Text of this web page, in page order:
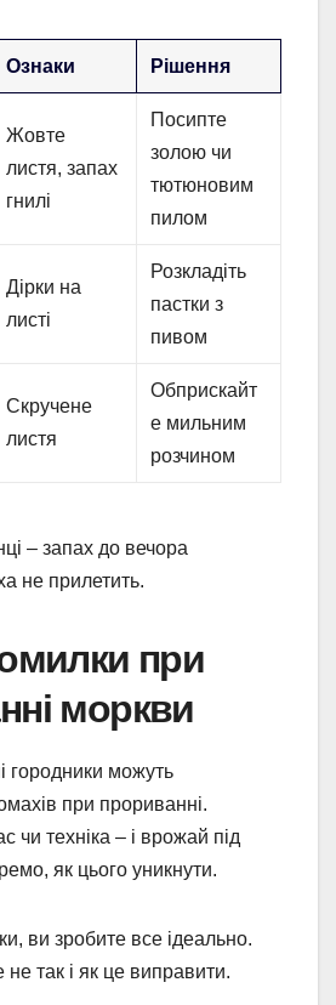
Ознаки Рішення
Жовте
листя, запах
гнилі
Посипте
золою чи
тютюновим
пилом
Дірки на
листі
Розкладіть
пастки з
пивом
Скручене
листя
Обприскайт
е мильним
розчином
– запах до вечора
не прилетить.
при
моркви
городники можуть
при прориванні.
чи техніка – і врожай під
як цього уникнути.
ви зробите все ідеально.
так і як це виправити.